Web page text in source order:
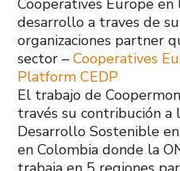
Cooperatives Europe
desarrollo a traves de
organizaciones partner
sector –Cooperatives
Platform CEDP
El trabajo de
través su contribución a
Desarrollo Sostenible
en Colombia donde la